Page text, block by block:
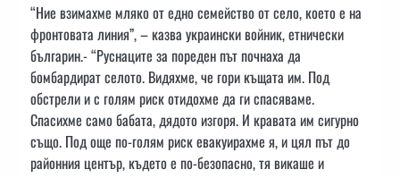
“Ние взимахме мляко от едно семейство от село, което е на
фронтовата линия”, – казва украински войник, етнически
българин.- “Руснаците за пореден път почнаха да
бомбардират селото. Видяхме, че гори къщата им. Под
обстрели и с голям риск отидохме да ги спасяваме.
Спасихме само бабата, дядото изгоря. И кравата им сигурно
също. Под още по-голям риск евакуирахме я, и цял път до
районния център, където е по-безопасно, тя викаше и